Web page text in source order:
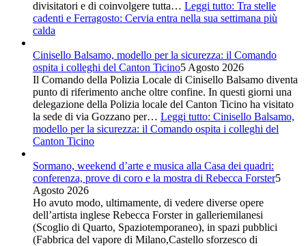
divisitatori e di coinvolgere tutta… Leggi tutto: Tra stelle
cadenti e Ferragosto: Cervia entra nella sua settimana più
calda
Cinisello Balsamo, modello per la sicurezza: il Comando
ospita i colleghi del Canton Ticino5 Agosto 2026
Il Comando della Polizia Locale di Cinisello Balsamo diventa
punto di riferimento anche oltre confine. In questi giorni una
delegazione della Polizia locale del Canton Ticino ha visitato
la sede di via Gozzano per… Leggi tutto: Cinisello Balsamo,
modello per la sicurezza: il Comando ospita i colleghi del
Canton Ticino
Sormano, weekend d’arte e musica alla Casa dei quadri:
conferenza, prove di coro e la mostra di Rebecca Forster5
Agosto 2026
Ho avuto modo, ultimamente, di vedere diverse opere
dell’artista inglese Rebecca Forster in galleriemilanesi
(Scoglio di Quarto, Spaziotemporaneo), in spazi pubblici
(Fabbrica del vapore di Milano,Castello sforzesco di